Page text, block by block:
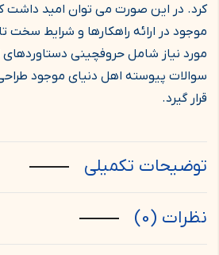
کرد. در این صورت می توان امید داشت
موجود در ارائه راهکارها و شرایط سخت
مورد نیاز شامل حروفچینی
سوالات پیوسته اهل دنیای موجود
قرار گیرد.
توضیحات تکمیلی
نظرات (0)